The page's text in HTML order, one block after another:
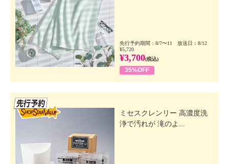
先行予約期間：8/7〜11 放送日：8/12
¥5,720
¥3,700(税込)
35%OFF
ミセスクレンリー 高濃度洗
浄で汚れが 滝のよ...